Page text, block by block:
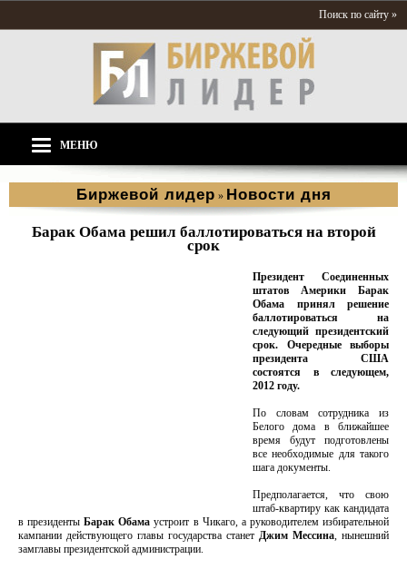
Поиск по сайту »
МЕНЮ
Биржевой лидер » Новости дня
Барак Обама решил баллотироваться на второй
срок
Президент Соединенных
штатов Америки Барак
Обама принял решение
баллотироваться на
следующий президентский
срок. Очередные выборы
президента США
состоятся в следующем,
2012 году.
По словам сотрудника из
Белого дома в ближайшее
время будут подготовлены
все необходимые для такого
шага документы.
Предполагается, что свою
штаб-квартиру как кандидата
в президентыБарак Обама устроит в Чикаго, а руководителем избирательной
кампании действующего главы государства станет Джим Мессина, нынешний
замглавы президентской администрации.